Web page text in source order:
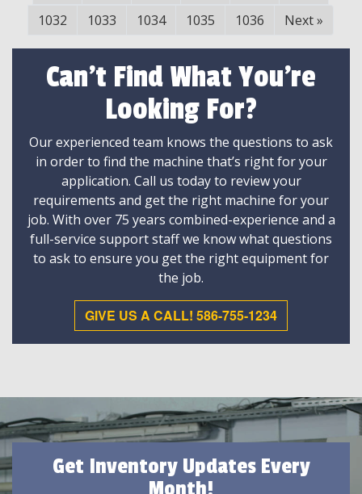
1032
1033 1034 1035 1036 Next»
Can't Find What You're
Looking For?
Our experienced team knows the questions to ask
in order to find the machine that’s right for your
application. Call us today to review your
requirements and get the right machine for your
job. With over 75 years combined-experience and a
full-service support staff we know what questions
to ask to ensure you get the right equipment for
the job.
GIVE US A CALL! 586-755-1234
Get Inventory Updates Every